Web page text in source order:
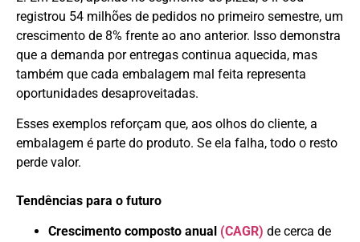
registrou 54 milhões de pedidos no primeiro semestre, um
crescimento de 8% frente ao ano anterior. Isso demonstra
que a demanda por entregas continua aquecida, mas
também que cada embalagem mal feita representa
oportunidades desaproveitadas.
Esses exemplos reforçam que, aos olhos do cliente, a
embalagem é parte do produto. Se ela falha, todo o resto
perde valor.
Tendências para o futuro
Crescimento composto anual (CAGR) de cerca de